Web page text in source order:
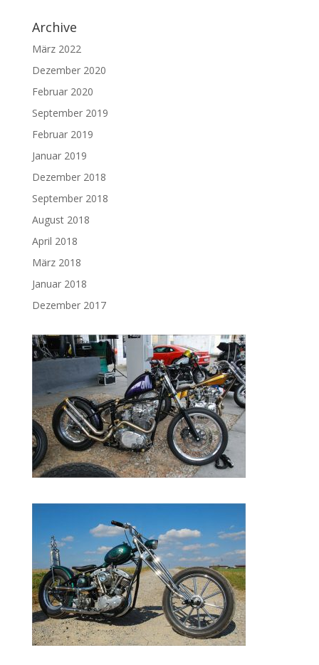
Archive
März 2022
Dezember 2020
Februar 2020
September 2019
Februar 2019
Januar 2019
Dezember 2018
September 2018
August 2018
April 2018
März 2018
Januar 2018
Dezember 2017